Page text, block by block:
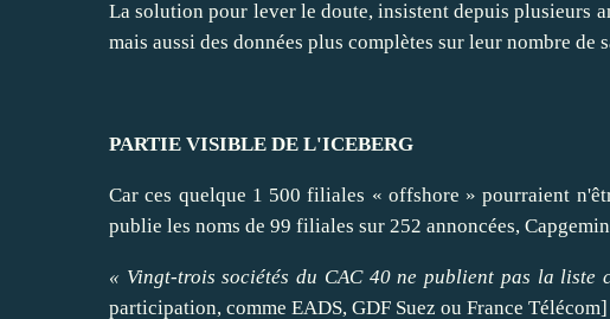
La solution pour leverle doute, insistent depuis plusieurs
mais aussi des données plus complètes sur leur nombre
PARTIE VISIBLE DE L'ICEBERG
Car ces quelque 1 500 filiales « offshore » pourraient n'
publie les noms de 99 filiales sur 252 annoncées,
« Vingt-trois sociétés du CAC 40 ne publient pas la liste
participation, comme EADS, GDF Suez ou France